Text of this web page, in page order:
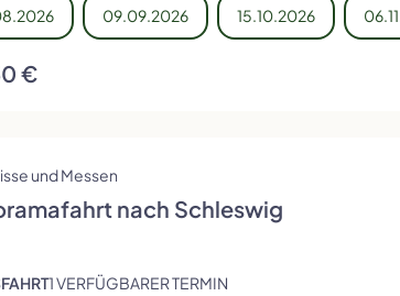
09.09.2026 15.10.2026
€
und Messen
nach Schleswig
1 VERFÜGBARER TERMIN